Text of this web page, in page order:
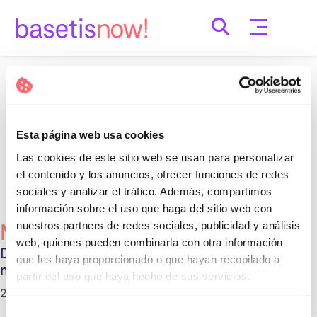
Esta página web usa cookies
Las cookies de este sitio web se usan para personalizar
el contenido y los anuncios, ofrecer funciones de redes
sociales y analizar el tráfico. Además, compartimos
información sobre el uso que haga del sitio web con
nuestros partners de redes sociales, publicidad y análisis
web, quienes pueden combinarla con otra información
que les haya proporcionado o que hayan recopilado a
partir del uso que haya hecho de sus servicios.
Selección
Nothing Found
Perhaps searching can help.
Cerca:
Més Populars
Diferentes tipos de relaciones no
monogámicas
29 d'octubre de 2020 |Communication